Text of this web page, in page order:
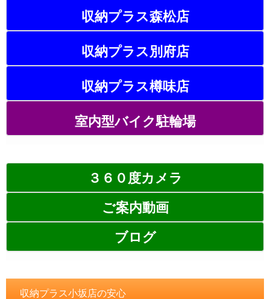
収納プラス森松店
収納プラス別府店
収納プラス樽味店
室内型バイク駐輪場
３６０度カメラ
ご案内動画
ブログ
収納プラス小坂店の安心